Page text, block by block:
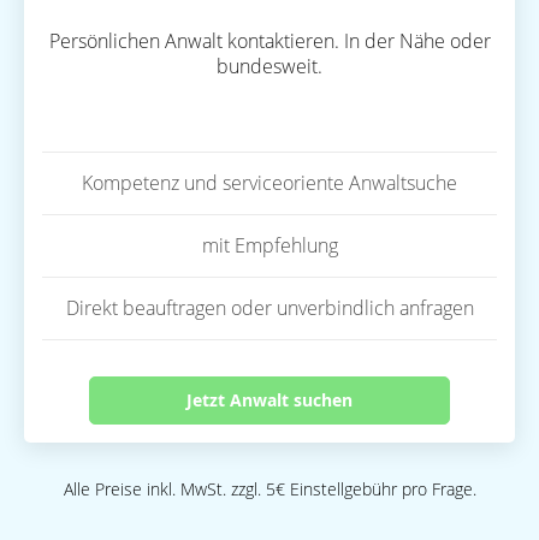
Persönlichen Anwalt kontaktieren. In der Nähe oder
bundesweit.
Kompetenz und serviceoriente Anwaltsuche
mit Empfehlung
Direkt beauftragen oder unverbindlich anfragen
Jetzt Anwalt suchen
Alle Preise inkl. MwSt. zzgl. 5€ Einstellgebühr pro Frage.